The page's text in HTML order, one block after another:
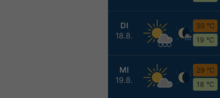
DI
18.8.
30 °C
19 °C
MI
19.8.
29 °C
18 °C